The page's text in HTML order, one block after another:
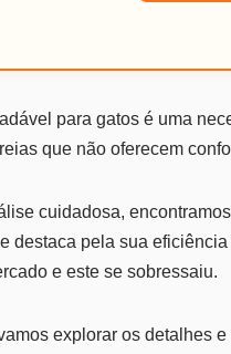
para gatos é uma
que não oferecem
cuidadosa,
destaca pela sua
e este se sobressaiu.
explorar os detalhes